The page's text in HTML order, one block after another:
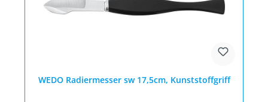
WEDO Radiermesser sw 17,5cm, Kunststoffgriff